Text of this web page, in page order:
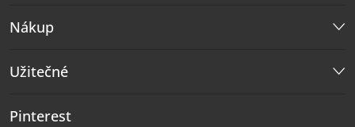
Nákup
Užitečné
Pinterest